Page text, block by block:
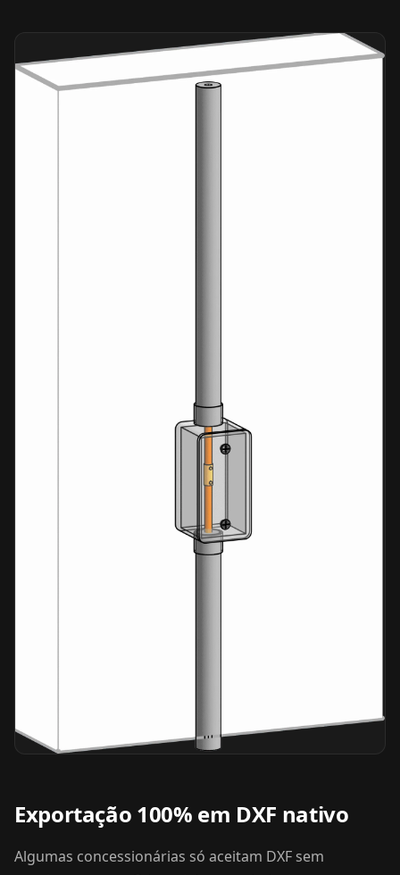
Exportação 100% em DXF nativo
Algumas concessionárias só aceitam DXF sem